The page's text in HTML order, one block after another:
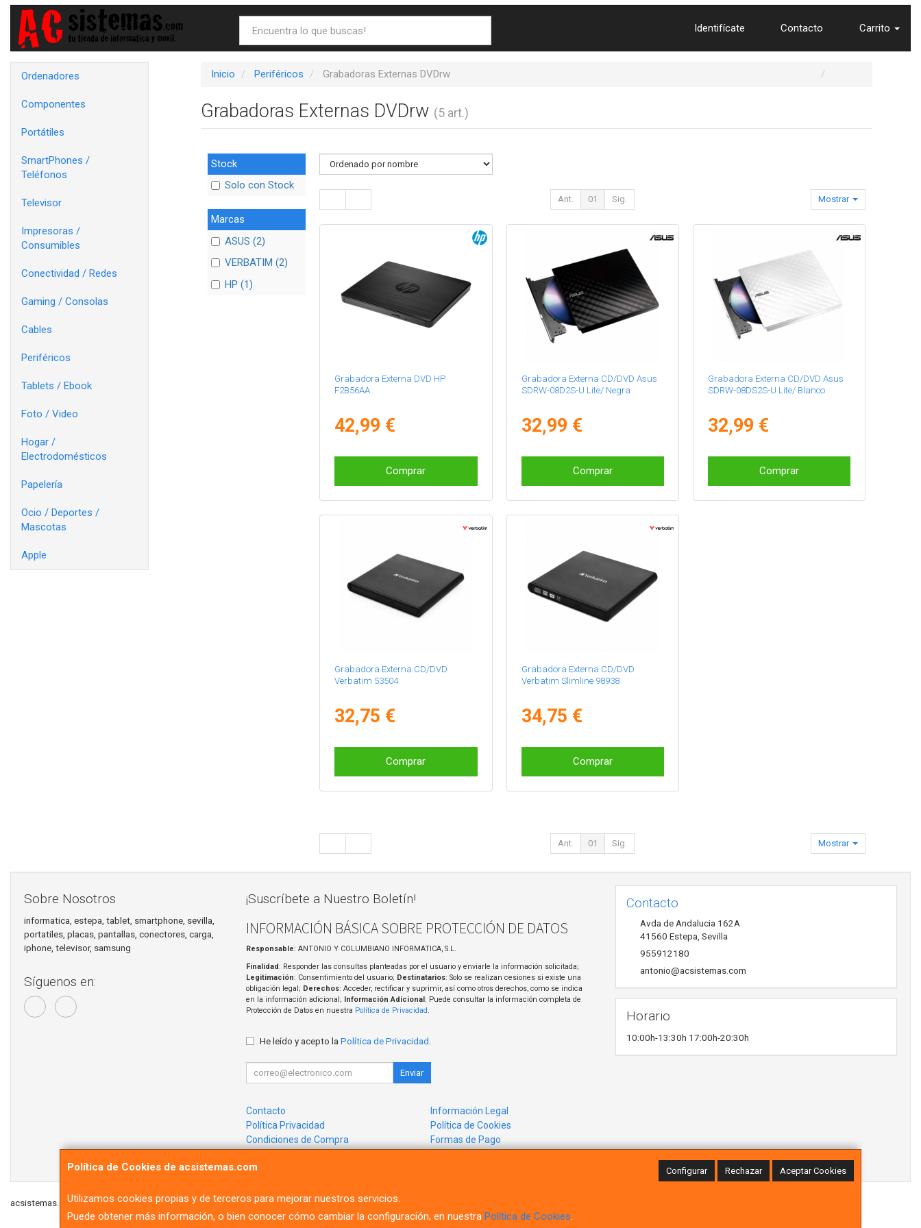
Identifícate Contacto Carrito
Ordenadores
Componentes
Portátiles
SmartPhones /
Teléfonos
Televisor
Impresoras /
Consumibles
Conectividad / Redes
Gaming / Consolas
Cables
Periféricos
Tablets / Ebook
Foto / Video
Hogar /
Electrodomésticos
Papelería
Ocio / Deportes /
Mascotas
Apple
Inicio Periféricos Grabadoras Externas DVDrw
Grabadoras Externas DVDrw (5 art.)
Stock
Solo con Stock
Marcas
ASUS (2)
VERBATIM (2)
HP (1)
Ant. 01 Sig. Mostrar
Grabadora Externa DVD HP
F2B56AA
42,99 €
Comprar
Grabadora Externa CD/DVD Asus
SDRW-08D2S-U Lite/ Negra
32,99 €
Comprar
Grabadora Externa CD/DVD Asus
SDRW-08DS2S-U Lite/ Blanco
32,99 €
Comprar
Grabadora Externa CD/DVD
Verbatim 53504
32,75 €
Comprar
Grabadora Externa CD/DVD
Verbatim Slimline 98938
34,75 €
Comprar
Ant. 01 Sig. Mostrar
Política de Cookies de acsistemas.com Configurar Rechazar Aceptar Cookies
Utilizamos cookies propias y de terceros para mejorar nuestros servicios.
Puede obtener más información, o bien conocer cómo cambiar la configuración, en nuestra Política de Cookies.
Sobre Nosotros
informatica, estepa, tablet, smartphone, sevilla,
portatiles, placas, pantallas, conectores, carga,
iphone, televisor, samsung
Síguenos en:
¡Suscríbete a Nuestro Boletín!
INFORMACIÓN BÁSICA SOBRE PROTECCIÓN DE DATOS
Responsable: ANTONIO Y COLUMBIANO INFORMATICA, S.L.
Finalidad: Responder las consultas planteadas por el usuario y enviarle la información solicitada;
Legitimación: Consentimiento del usuario; Destinatarios: Solo se realizan cesiones si existe una
obligación legal; Derechos: Acceder, rectificar y suprimir, así como otros derechos, como se indica
en la información adicional;
Información Adicional : Puede consultar la información completa de
Protección de Datos en nuestra Política de Privacidad .
He leído y acepto la Política de Privacidad
Enviar
Contacto
Información Legal
Política Privacidad
Política de Cookies
Condiciones de Compra
Formas de Pago
Contacto
Avda de Andalucia 162A
41560 Estepa, Sevilla
955912180
antonio@acsistemas.com
Horario
10:00h-13:30h 17:00h-20:30h
acsistemas.com © 2026
, , , , España. - C.I.F.: B91491514 - Tfno: